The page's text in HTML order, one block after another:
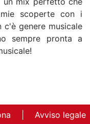
scoperte con i
genere musicale
sempre pronta a
Avviso legale